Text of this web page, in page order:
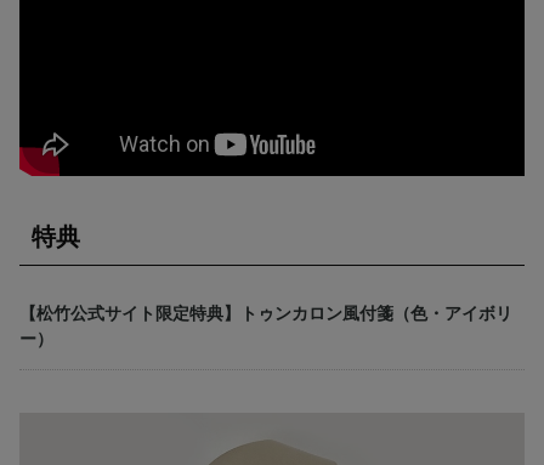
特典
【松竹公式サイト限定特典】トゥンカロン風付箋（色・アイボリ
ー）